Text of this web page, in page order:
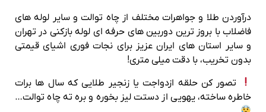
درآوردن طلا و جواهرات مختلف از چاه توالت و سایر لوله های
فاضلاب با بروز ترین دوربین های حرفه ای لوله بازکنی در تهران
و سایر استان های ایران عزیز برای نجات فوری اشیای قیمتی
بدون تخریب، با دقت میلی‌ متری!
تصور کن حلقه ازدواجت یا زنجیر طلایی که سال‌ ها برات
خاطره ساخته، یهویی از دستت لیز بخوره و بره ته چاه توالت…